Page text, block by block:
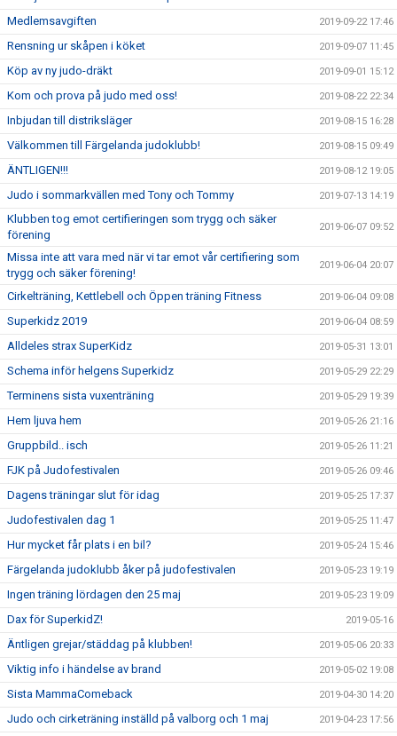
Medlemsavgiften 2019-09-22 17:46
Rensning ur skåpen i köket 2019-09-07 11:45
Köp av ny judo-dräkt 2019-09-01 15:12
Kom och prova på judo med oss! 2019-08-22 22:34
Inbjudan till distriksläger 2019-08-15 16:28
Välkommen till Färgelanda judoklubb! 2019-08-15 09:49
ÄNTLIGEN!!! 2019-08-12 19:05
Judo i sommarkvällen med Tony och Tommy 2019-07-13 14:19
Klubben tog emot certifieringen som trygg och säker
förening
2019-06-07 09:52
Missa inte att vara med när vi tar emot vår certifiering som
trygg och säker förening!
2019-06-04 20:07
Cirkelträning, Kettlebell och Öppen träning Fitness 2019-06-04 09:08
Superkidz 2019 2019-06-04 08:59
Alldeles strax SuperKidz 2019-05-31 13:01
Schema inför helgens Superkidz 2019-05-29 22:29
Terminens sista vuxenträning 2019-05-29 19:39
Hem ljuva hem 2019-05-26 21:16
Gruppbild.. isch 2019-05-26 11:21
FJK på Judofestivalen 2019-05-26 09:46
Dagens träningar slut för idag 2019-05-25 17:37
Judofestivalen dag 1 2019-05-25 11:47
Hur mycket får plats i en bil? 2019-05-24 15:46
Färgelanda judoklubb åker på judofestivalen 2019-05-23 19:19
Ingen träning lördagen den 25 maj 2019-05-23 19:09
Dax för SuperkidZ! 2019-05-16
Äntligen grejar/städdag på klubben! 2019-05-06 20:33
Viktig info i händelse av brand 2019-05-02 19:08
Sista MammaComeback 2019-04-30 14:20
Judo och cirketräning inställd på valborg och 1 maj 2019-04-23 17:56